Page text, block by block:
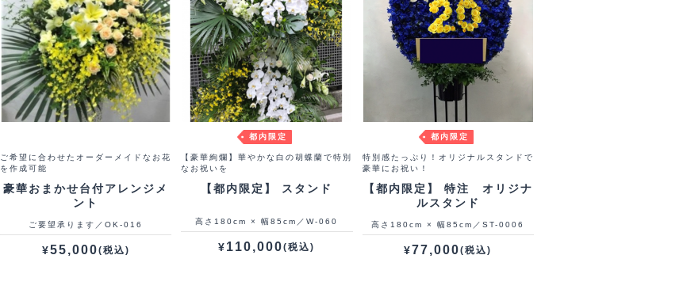
ご希望に合わせたオーダーメイドなお花
を作成可能
豪華おまかせ台付アレンジメ
ント
ご要望承ります／OK-016
¥55,000(税込)
都内限定
【豪華絢爛】華やかな白の胡蝶蘭で特別
なお祝いを
【都内限定】 スタンド
高さ180cm × 幅85cm／W-060
¥110,000(税込)
都内限定
特別感たっぷり！オリジナルスタンドで
豪華にお祝い！
【都内限定】 特注 オリジナ
ルスタンド
高さ180cm × 幅85cm／ST-0006
¥77,000(税込)